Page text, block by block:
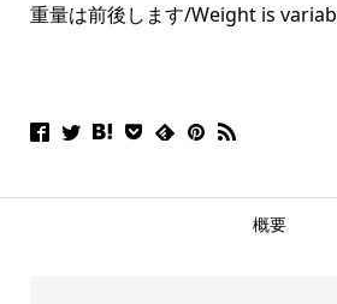
重量は前後します/Weight is
概要